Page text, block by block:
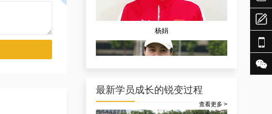
杨娟
最新学员成长的锐变过程
查看更多 >


